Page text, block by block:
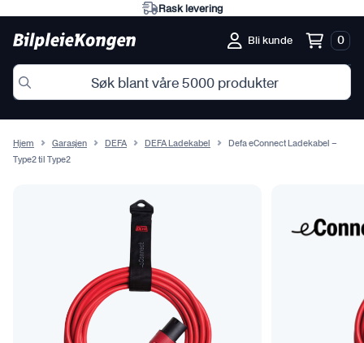
Rask levering
Bli kunde 0
Hjem Garasjen DEFA DEFA Ladekabel
Defa eConnect Ladekabel –
Type2 til Type2